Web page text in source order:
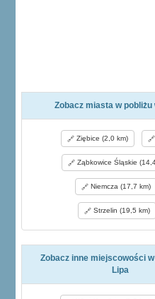
Zobacz miasta w pobliżu
Ziębice (2,0 km)
Ząbkowice Śląskie
Niemcza (17,7 km)
Strzelin (19,5 km)
Zobacz inne miejscowości
Lipa